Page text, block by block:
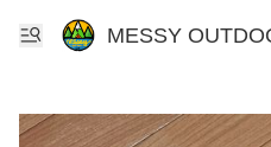
MESSY